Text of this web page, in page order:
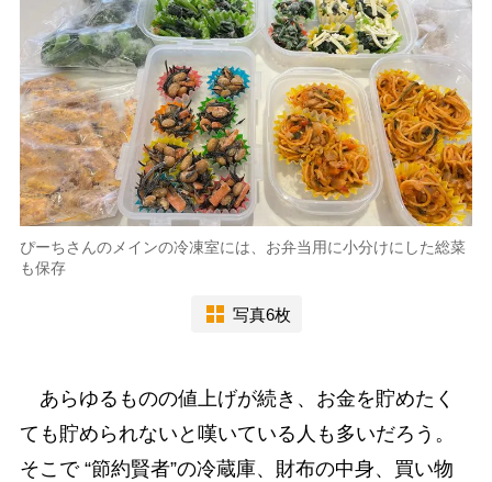
ぴーちさんのメインの冷凍室には、お弁当用に小分けにした総菜
も保存
写真6枚
あらゆるものの値上げが続き、お金を貯めたく
ても貯められないと嘆いている人も多いだろう。
そこで “節約賢者”の冷蔵庫、財布の中身、買い物